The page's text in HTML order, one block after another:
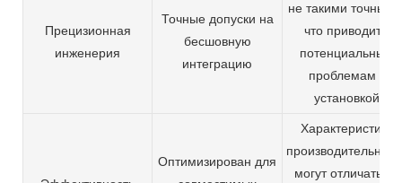
Прецизионная
инженерия
Точные допуски на
бесшовную
интеграцию
не такими
что приводит к
потенциальным
проблемам с
установкой
Оптимизирован для
Характеристики
могут отличаться,